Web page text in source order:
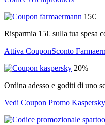
15€
Risparmia 15€ sulla tua spesa
Attiva CouponSconto
20%
Ordina adesso e goditi di uno
Vedi Coupon Promo Kaspersky